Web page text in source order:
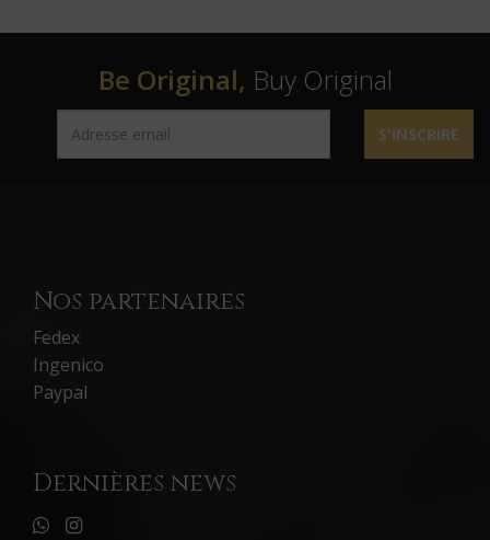
Be Original, Buy Original
S'INSCRIRE
Nos partenaires
Fedex
Ingenico
Paypal
Dernières news